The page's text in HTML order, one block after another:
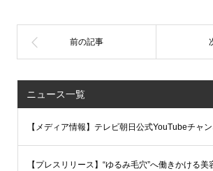
ニュース一覧